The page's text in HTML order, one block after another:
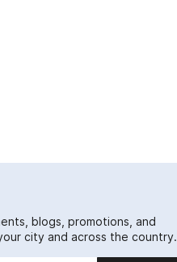
blogs, promotions, and
city and across the country.